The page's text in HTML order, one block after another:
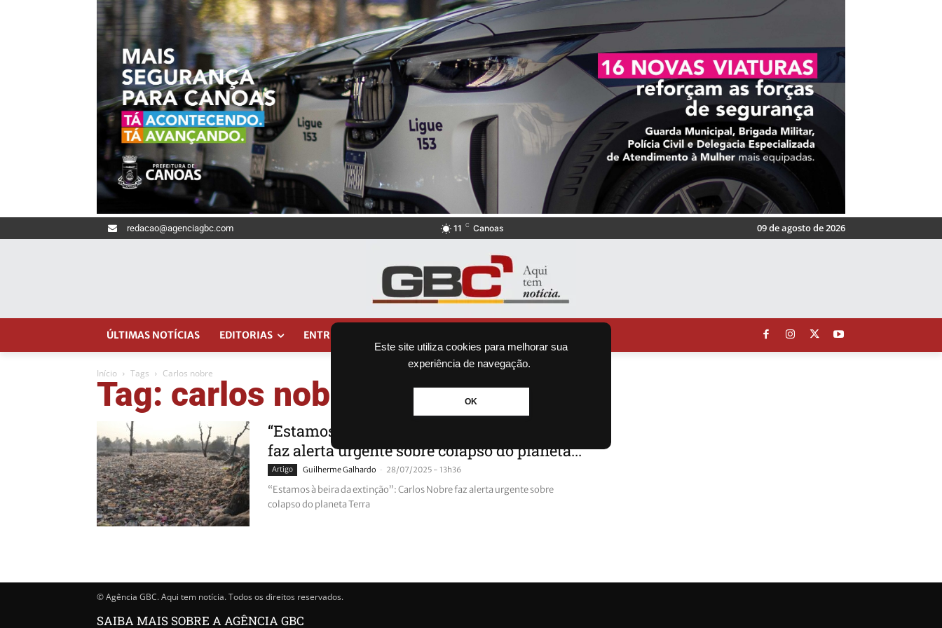
Este site utiliza cookies para melhorar sua
experiência de navegação.
OK
redacao@agenciagbc.com 11 C Canoas 09 de agosto de 2026
ÚLTIMAS NOTÍCIAS EDITORIAS ENTRETENIMENTO
Início Tags Carlos nobre
Tag: carlos nobre
“Estamos à beira da extinção”: Carlos Nobre
faz alerta urgente sobre colapso do planeta...
Artigo Guilherme Galhardo - 28/07/2025 - 13h36
“Estamos à beira da extinção”: Carlos Nobre faz alerta urgente sobre
colapso do planeta Terra
© Agência GBC. Aqui tem notícia. Todos os direitos reservados.
SAIBA MAIS SOBRE A AGÊNCIA GBC